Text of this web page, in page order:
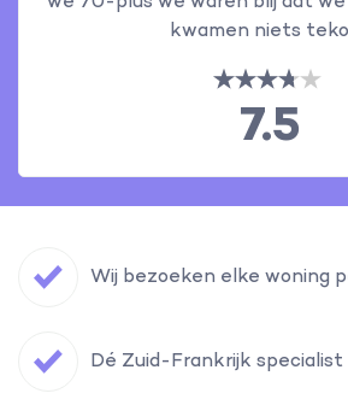
kwamen niets
7.5
Wij bezoeken elke woning
Dé Zuid-Frankrijk specialist